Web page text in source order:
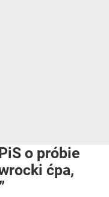
o próbie
ćpa,